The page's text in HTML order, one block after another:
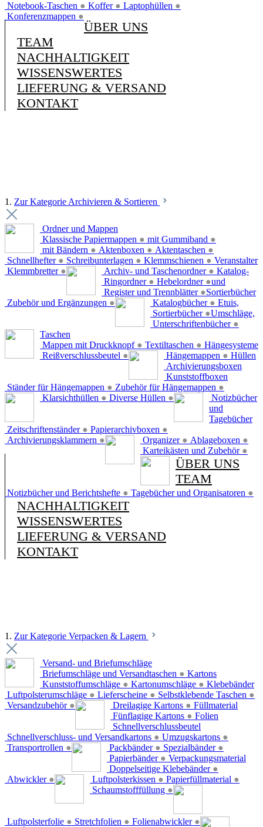
Notebook-Taschen ● Koffer ● Laptophüllen ●
Konferenzmappen ●
ÜBER UNS
TEAM
NACHHALTIGKEIT
WISSENSWERTES
LIEFERUNG & VERSAND
KONTAKT
1. Zur Kategorie Archivieren & Sortieren
Ordner und Mappen
Klassische Papiermappen ● mit Gummiband ●
mit Bändern ● Aktenboxen ● Aktentaschen ●
Schnellhefter ● Schreibunterlagen ● Klemmschienen ●
Klemmbretter ●
Veranstalter
Archiv- und Taschenordner ●
Ringordner ● Hebelordner ●
Register und Trennblätter ●
Zubehör und Ergänzungen ●
Katalog-
und
Sortierbücher
Katalogbücher ●
Sortierbücher ●
Unterschriftenbücher ●
Etuis,
Umschläge,
Taschen
Mappen mit Druckknopf ● Textiltaschen ●
Reißverschlussbeutel ●
Hängesysteme
Hängemappen ●
Ständer für Hängemappen ● Zubehör für Hängemappen ●
Hüllen
Klarsichthüllen ● Diverse Hüllen ●
Archivierungsboxen
Zeitschriftenständer ● Papierarchivboxen ●
Archivierungsklammern ●
Kunststoffboxen
Organizer ● Ablageboxen ●
Karteikästen und Zubehör ●
Notizbücher
und
Tagebücher
Notizbücher und Berichtshefte ● Tagebücher und Organisatoren ●
ÜBER UNS
TEAM
NACHHALTIGKEIT
WISSENSWERTES
LIEFERUNG & VERSAND
KONTAKT
1. Zur Kategorie Verpacken & Lagern
Versand- und Briefumschläge
Briefumschläge und Versandtaschen ●
Kunststoffumschläge ● Kartonumschläge ●
Luftpolsterumschläge ● Lieferscheine ● Selbstklebende Taschen ●
Versandzubehör ●
Kartons
Dreilagige Kartons ●
Fünflagige Kartons ●
Schnellverschluss- und Versandkartons ● Umzugskartons ●
Transportrollen ●
Klebebänder
Packbänder ● Spezialbänder ●
Papierbänder ●
Doppelseitige Klebebänder ●
Abwickler ●
Füllmaterial
Luftpolsterkissen ● Papierfüllmaterial ●
Schaumstofffüllung ●
Folien
Luftpolsterfolie ● Stretchfolien ● Folienabwickler ●
Schnellverschlussbeutel
Verpackungsmaterial